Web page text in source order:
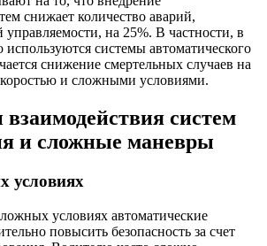
снижает количество аварий,
управляемости, на 25%. В частности, в
используются системы автоматического
снижение смертельных случаев на
и сложными условиями.
взаимодействия систем
и сложные маневры
условиях
условиях автоматические
повысить безопасность за счет